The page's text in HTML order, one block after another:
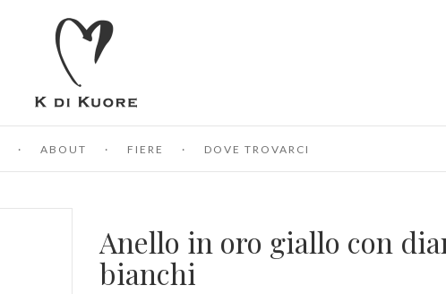
ABOUT FIERE DOVE TROVARCI
Anello in oro giallo con
bianchi